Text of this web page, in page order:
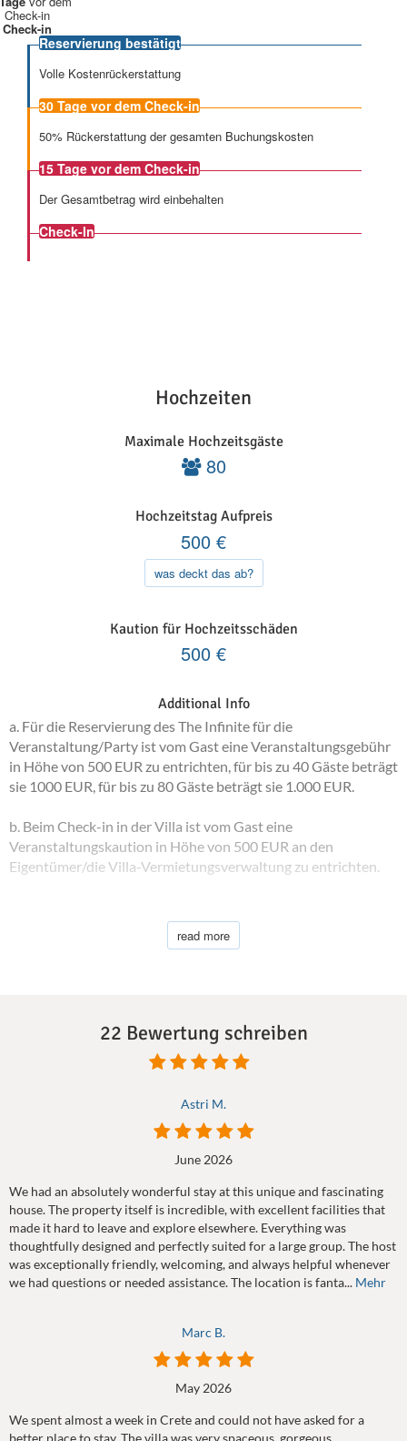
Check-in
Check-in
Reservierung bestätigt
Volle Kostenrückerstattung
30 Tage vor dem Check-in
50% Rückerstattung der gesamten Buchungskosten
15 Tage vor dem Check-in
Der Gesamtbetrag wird einbehalten
Check-In
Hochzeiten
Maximale Hochzeitsgäste
80
Hochzeitstag Aufpreis
500 €
was deckt das ab?
Kaution für Hochzeitsschäden
500 €
Additional Info
a. Für die Reservierung des The Infinite für die
Veranstaltung/Party ist vom Gast eine Veranstaltungsgebühr
in Höhe von 500 EUR zu entrichten, für bis zu 40 Gäste beträgt
sie 1000 EUR, für bis zu 80 Gäste beträgt sie 1.000 EUR.
b. Beim Check-in in der Villa ist vom Gast eine
Veranstaltungskaution in Höhe von 500 EUR an den
Eigentümer/die Villa-Vermietungsverwaltung zu entrichten.
der Veranstaltung/Party abzüglich aller Kosten
zurückerstattet, die durch Schäden, übermäßige Reinigung
Verpflichtungen des Veranstaltungsortes:
Der Eigentümer des Veranstaltungsortes muss am Tag vor der
Veranstaltung eine Person zur Verfügung stellen, die bei den
eine Reinigungskraft, die das Außengelände und die
Poolbereiche aufräumt.
read more
22 Bewertung schreiben
Astri M.
June 2026
We had an absolutely wonderful stay at this unique and fascinating
house. The property itself is incredible, with excellent facilities that
made it hard to leave and explore elsewhere. Everything was
thoughtfully designed and perfectly suited for a large group. The host
was exceptionally friendly, welcoming, and always helpful whenever
we had questions or needed assistance. The location is fanta... Mehr
Marc B.
May 2026
We spent almost a week in Crete and could not have asked for a
better place to stay. The villa was very spaceous, gorgeous